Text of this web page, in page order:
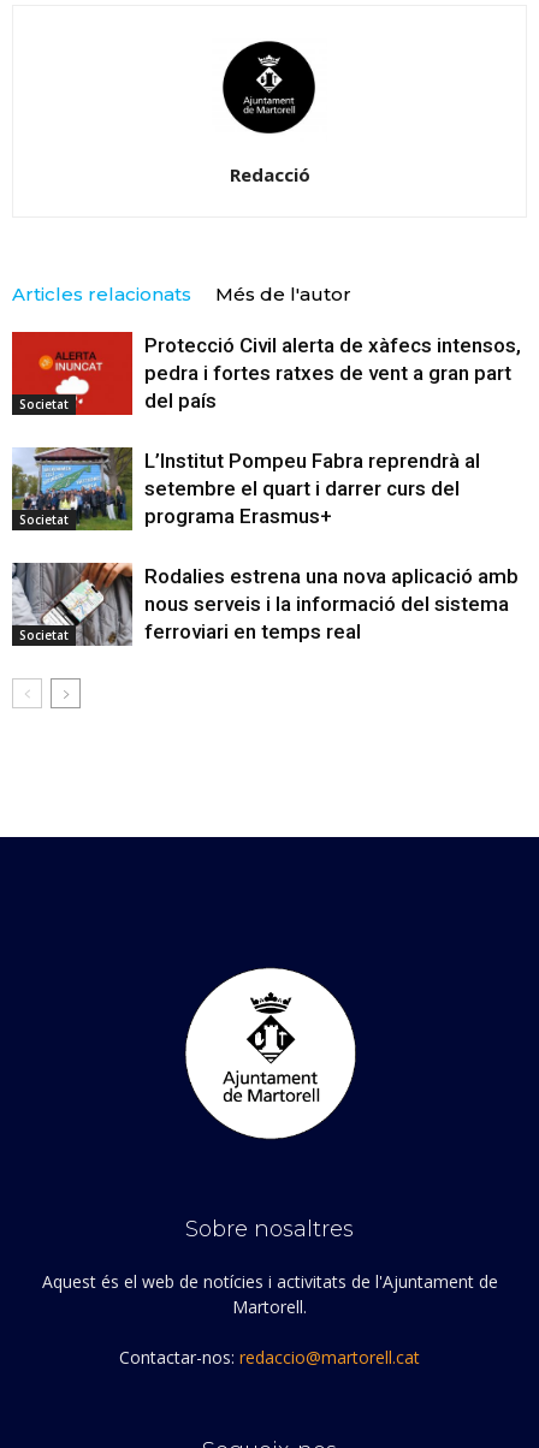
Redacció
Articles relacionats Més de l'autor
Societat
Protecció Civil alerta de xàfecs intensos,
pedra i fortes ratxes de vent a gran part
del país
Societat
L’Institut Pompeu Fabra reprendrà al
setembre el quart i darrer curs del
programa Erasmus+
Societat
Rodalies estrena una nova aplicació amb
nous serveis i la informació del sistema
ferroviari en temps real
Sobre nosaltres
Aquest és el web de notícies i activitats de l'Ajuntament de
Martorell.
Contactar-nos: redaccio@martorell.cat